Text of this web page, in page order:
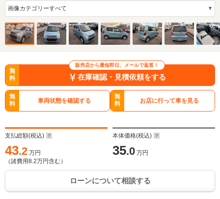
販売店から最短即日、メールで返答！
無
料
在庫確認・見積依頼をする
無
料
車両状態を確認する
無
料
お店に行って車を見る
支払総額(税込)
43.2 万円
（諸費用8.2万円含む）
本体価格(税込)
35.0 万円
ローンについて相談する